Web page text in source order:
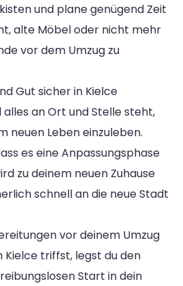
und plane genügend Zeit
alte Möbel oder nicht mehr
vor dem Umzug zu
Gut sicher in Kielce
an Ort und Stelle steht,
neuen Leben einzuleben.
es eine Anpassungsphase
zu deinem neuen Zuhause
schnell an die neue Stadt
vor deinem Umzug
triffst, legst du den
Start in dein